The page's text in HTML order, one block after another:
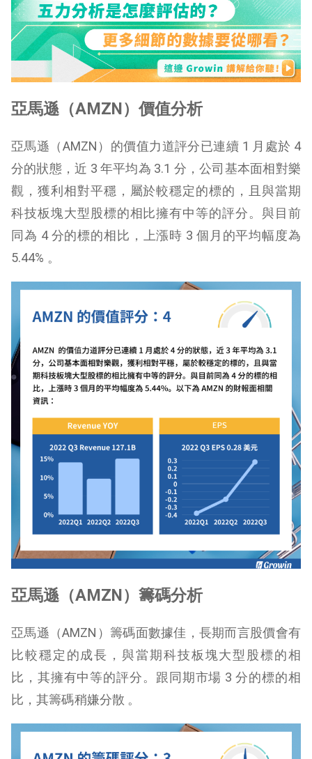
亞馬遜（AMZN）價值分析
亞馬遜（AMZN）的價值力道評分已連續 1 月處於 4
分的狀態，近 3 年平均為 3.1 分，公司基本面相對樂
觀，獲利相對平穩，屬於較穩定的標的，且與當期
科技板塊大型股標的相比擁有中等的評分。與目前
同為 4 分的標的相比，上漲時 3 個月的平均幅度為
5.44% 。
亞馬遜（AMZN）籌碼分析
亞馬遜（AMZN）籌碼面數據佳，長期而言股價會有
比較穩定的成長，與當期科技板塊大型股標的相
比，其擁有中等的評分。跟同期市場 3 分的標的相
比，其籌碼稍嫌分散 。